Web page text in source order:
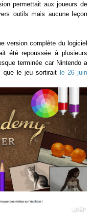
permettait aux joueurs de
outils mais aucune leçon
version complète du logiciel
été repoussée à plusieurs
terminée car Nintendo a
que le jeu sortirait le 26 juin